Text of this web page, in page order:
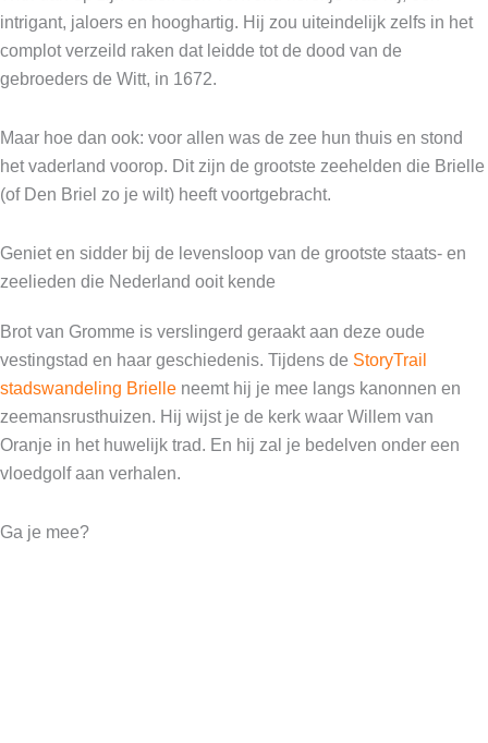
intrigant, jaloers en hooghartig. Hij zou uiteindelijk zelfs in het
complot verzeild raken dat leidde tot de dood van de
gebroeders de Witt, in 1672.
Maar hoe dan ook: voor allen was de zee hun thuis en stond
het vaderland voorop. Dit zijn de grootste zeehelden die Brielle
(of Den Briel zo je wilt) heeft voortgebracht.
Geniet en sidder bij de levensloop van de grootste staats- en
zeelieden die Nederland ooit kende
Brot van Gromme is verslingerd geraakt aan deze oude
vestingstad en haar geschiedenis. Tijdens de StoryTrail
stadswandeling Brielle neemt hij je mee langs kanonnen en
zeemansrusthuizen. Hij wijst je de kerk waar Willem van
Oranje in het huwelijk trad. En hij zal je bedelven onder een
vloedgolf aan verhalen.
Ga je mee?